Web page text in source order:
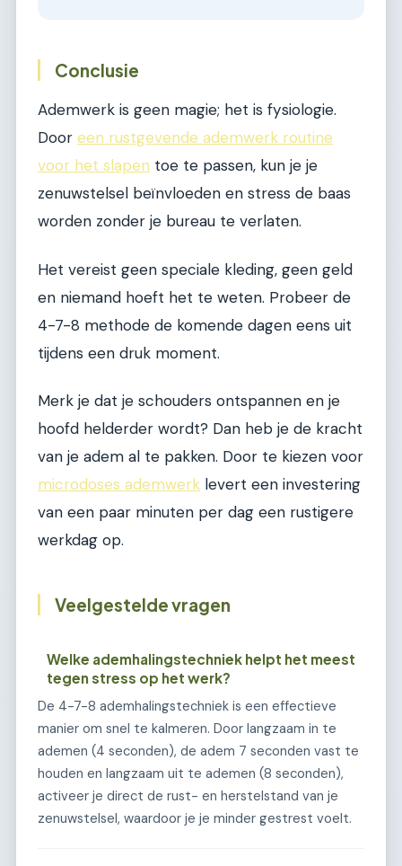
Conclusie
Ademwerk is geen magie; het is fysiologie.
Door een rustgevende ademwerk routine
voor het slapen toe te passen, kun je je
zenuwstelsel beïnvloeden en stress de baas
worden zonder je bureau te verlaten.
Het vereist geen speciale kleding, geen geld
en niemand hoeft het te weten. Probeer de
4-7-8 methode de komende dagen eens uit
tijdens een druk moment.
Merk je dat je schouders ontspannen en je
hoofd helderder wordt? Dan heb je de kracht
van je adem al te pakken. Door te kiezen voor
microdoses ademwerk levert een investering
van een paar minuten per dag een rustigere
werkdag op.
Veelgestelde vragen
Welke ademhalingstechniek helpt het meest
tegen stress op het werk?
De 4-7-8 ademhalingstechniek is een effectieve
manier om snel te kalmeren. Door langzaam in te
ademen (4 seconden), de adem 7 seconden vast te
houden en langzaam uit te ademen (8 seconden),
activeer je direct de rust- en herstelstand van je
zenuwstelsel, waardoor je je minder gestrest voelt.